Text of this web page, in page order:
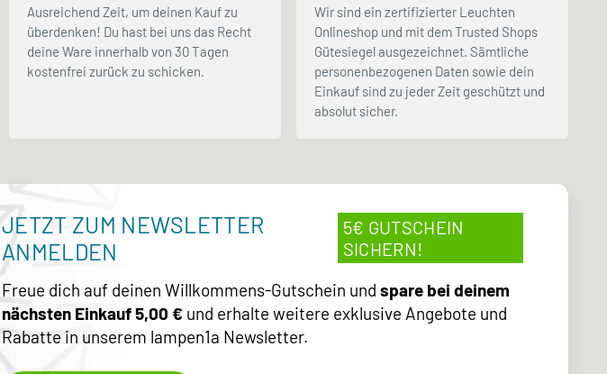
Ausreichend Zeit, um deinen Kauf zu
überdenken! Du hast bei uns das Recht
deine Ware innerhalb von 30 Tagen
kostenfrei zurück zu schicken.
Wir sind ein zertifizierter Leuchten
Onlineshop und mit dem Trusted Shops
Gütesiegel ausgezeichnet. Sämtliche
personenbezogenen Daten sowie dein
Einkauf sind zu jeder Zeit geschützt und
absolut sicher.
JETZT ZUM NEWSLETTER
ANMELDEN
5€ GUTSCHEIN
SICHERN!
Freue dich auf deinen Willkommens-Gutschein und spare bei deinem
nächsten Einkauf 5,00 € und erhalte weitere exklusive Angebote und
Rabatte in unserem lampen1a Newsletter.